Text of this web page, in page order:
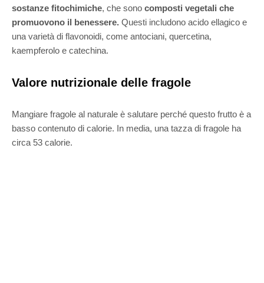
sostanze fitochimiche, che sono composti vegetali che
promuovono il benessere. Questi includono acido ellagico e
una varietà di flavonoidi, come antociani, quercetina,
kaempferolo e catechina.
Valore nutrizionale delle fragole
Mangiare fragole al naturale è salutare perché questo frutto è a
basso contenuto di calorie. In media, una tazza di fragole ha
circa 53 calorie.